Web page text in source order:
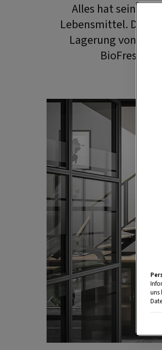
Alles hat seinen
Lebensmittel. Der
Lagerung von
BioFresh-
uns